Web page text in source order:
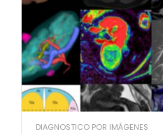
DIAGNOSTICO POR IMÁGENES